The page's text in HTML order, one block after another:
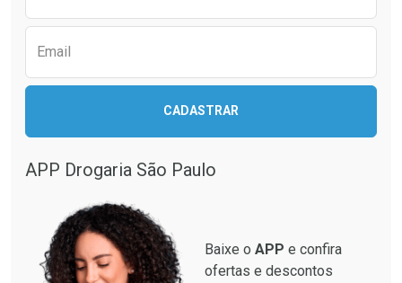
Email
CADASTRAR
APP Drogaria São Paulo
Baixe o APP e confira
ofertas e descontos